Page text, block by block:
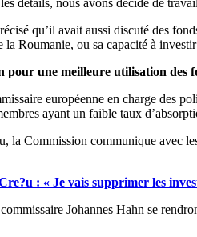
détails, nous avons décidé de
qu’il avait aussi discuté des
la Roumanie, ou sa capacité à
pour une meilleure utilisation des
européenne en charge des
ayant un faible taux
la Commission communique avec
: « Je vais supprimer les
Johannes Hahn se